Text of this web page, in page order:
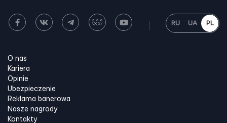
RU UA PL
O nas
Kariera
Opinie
Ubezpieczenie
Reklama banerowa
Nasze nagrody
Kontakty